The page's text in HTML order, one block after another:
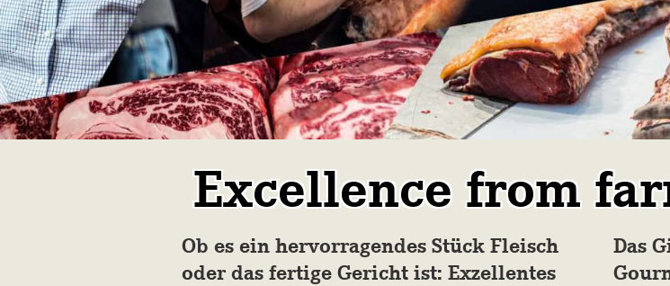
Excellence from
Ob es ein hervorragendes Stück Fleisch
oder das fertige Gericht ist: Exzellentes
Das